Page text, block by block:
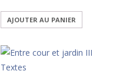
AJOUTER AU PANIER